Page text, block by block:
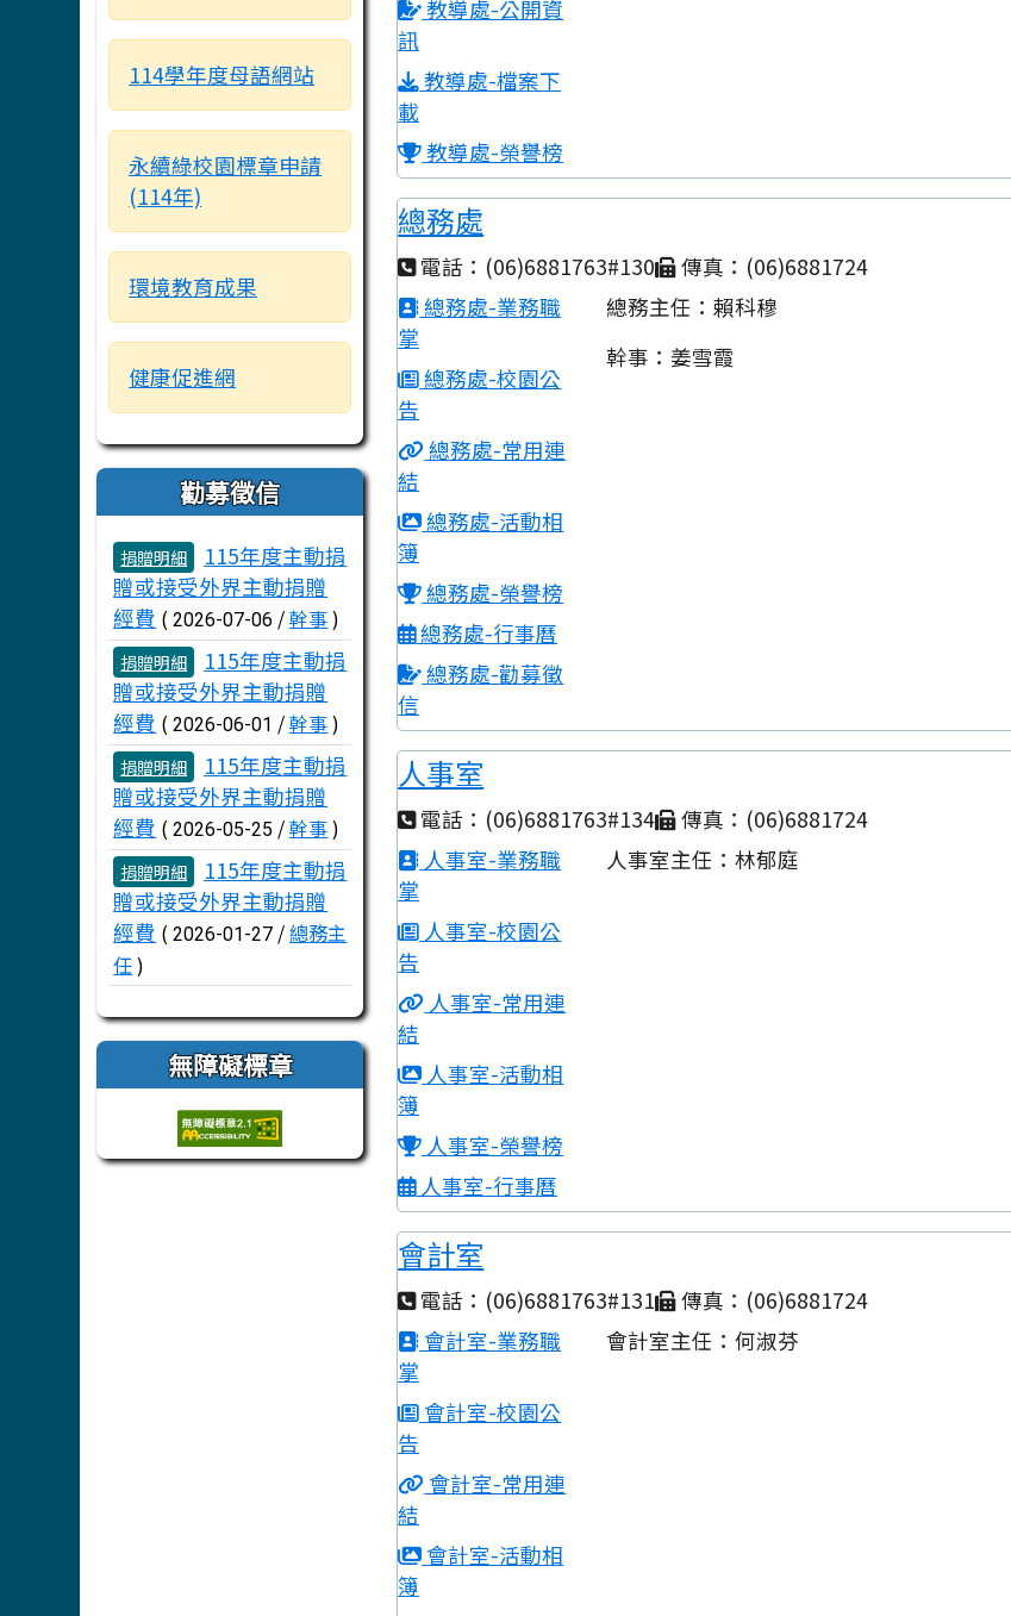
114學年度母語網站
永續綠校園標章申請
(114年)
環境教育成果
健康促進網
勸募徵信
文章列表
捐贈明細
115年度主動捐
贈或接受外界主動捐贈
經費 ( 2026-07-06 /幹事)
捐贈明細
115年度主動捐
贈或接受外界主動捐贈
經費 ( 2026-06-01 /幹事)
捐贈明細
115年度主動捐
贈或接受外界主動捐贈
經費 ( 2026-05-25 /幹事)
捐贈明細
115年度主動捐
贈或接受外界主動捐贈
經費 ( 2026-01-27 /總務主
任)
無障礙標章
教導處-公開資
訊
教導處-檔案下
載
教導處-榮譽榜
總務處
電話：(06)6881763#130
傳真：(06)6881724
總務處-業務職
掌
總務處-校園公
告
總務處-常用連
結
總務處-活動相
簿
總務處-榮譽榜
總務處-行事曆
總務處-勸募徵
信
總務主任：賴科穆
幹事：姜雪霞
人事室
電話：(06)6881763#134
傳真：(06)6881724
人事室-業務職
掌
人事室-校園公
告
人事室-常用連
結
人事室-活動相
簿
人事室-榮譽榜
人事室-行事曆
人事室主任：林郁庭
會計室
電話：(06)6881763#131
傳真：(06)6881724
會計室-業務職
掌
會計室-校園公
告
會計室-常用連
結
會計室-活動相
簿
會計室主任：何淑芬